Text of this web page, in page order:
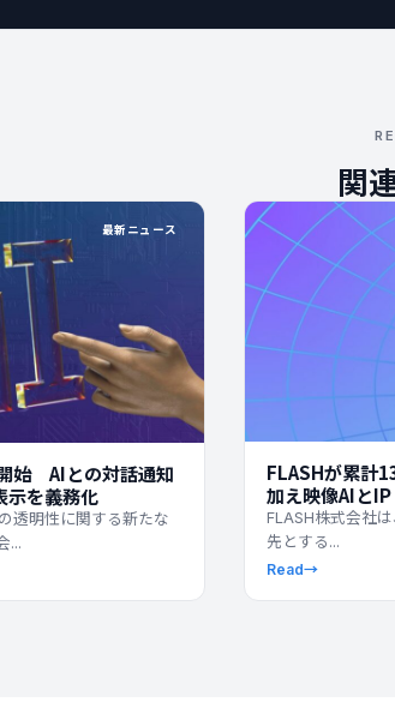
関
最新ニュース
始 AIとの対話通知
示を義務化
透明性に関する新たな
...
FLASHが累計
加え映像AIと
FLASH株式会社
先とする...
Read→